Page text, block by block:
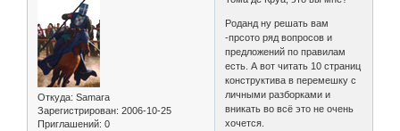
Откуда: Samara
Зарегистрирован: 2006-10-25
Приглашений: 0
Роданд ну решать вам
-прсото ряд вопросов и
предложений по правилам
есть. А вот читать 10 страниц
конструктива в перемешку с
личными разборками и
вникать во всё это не очень
хочется.